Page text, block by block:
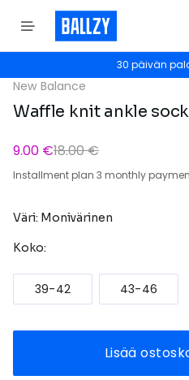
30 päivän
New Balance
Waffle knit ankle
9.00 €18.00 €
Installment plan 3 monthly
Väri: Monivärinen
Koko:
39-42 43-46
Lisää